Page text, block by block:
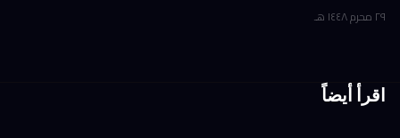
٢٩ محرم ١٤٤٨ هـ
اقرأ أيضاً